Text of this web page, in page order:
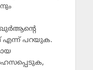
ഖുര്‍ആന്റെ
എന്ന് പറയുക.